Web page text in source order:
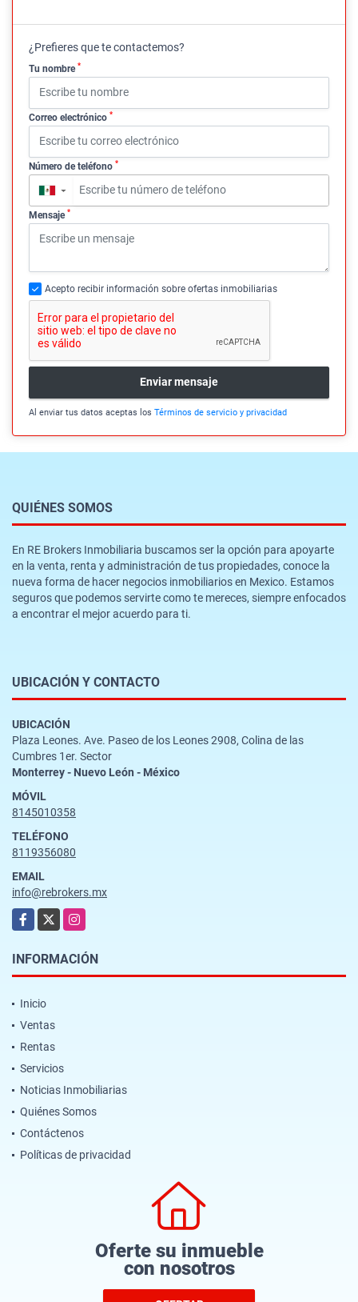
¿Prefieres que te contactemos?
Tu nombre *
Correo electrónico *
Número de teléfono *
▼
Mensaje *
Acepto recibir información sobre ofertas inmobiliarias
Enviar mensaje
Al enviar tus datos aceptas los Términos de servicio y privacidad
QUIÉNES SOMOS
En RE Brokers Inmobiliaria buscamos ser la opción para apoyarte
en la venta, renta y administración de tus propiedades, conoce la
nueva forma de hacer negocios inmobiliarios en Mexico. Estamos
seguros que podemos servirte como te mereces, siempre enfocados
a encontrar el mejor acuerdo para ti.
UBICACIÓN Y CONTACTO
UBICACIÓN
Plaza Leones. Ave. Paseo de los Leones 2908, Colina de las
Cumbres 1er. Sector
Monterrey - Nuevo León - México
MÓVIL
8145010358
TELÉFONO
8119356080
EMAIL
info@rebrokers.mx
Facebook
X Instagram
INFORMACIÓN
Inicio
Ventas
Rentas
Servicios
Noticias Inmobiliarias
Quiénes Somos
Contáctenos
Políticas de privacidad
Oferte su inmueble
con nosotros